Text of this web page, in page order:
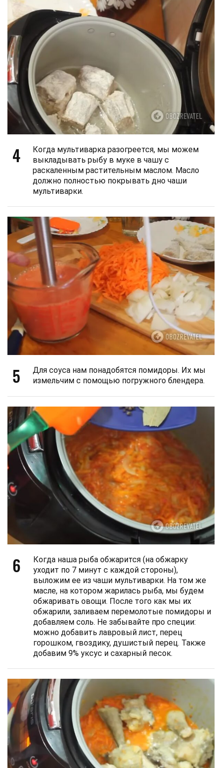
4
Когда мультиварка разогреется, мы можем
выкладывать рыбу в муке в чашу с
раскаленным растительным маслом. Масло
должно полностью покрывать дно чаши
мультиварки.
5
Для соуса нам понадобятся помидоры. Их мы
измельчим с помощью погружного блендера.
6
Когда наша рыба обжарится (на обжарку
уходит по 7 минут с каждой стороны),
выложим ее из чаши мультиварки. На том же
масле, на котором жарилась рыба, мы будем
обжаривать овощи. После того как мы их
обжарили, заливаем перемолотые помидоры и
добавляем соль. Не забывайте про специи:
можно добавить лавровый лист, перец
горошком, гвоздику, душистый перец. Также
добавим 9% уксус и сахарный песок.